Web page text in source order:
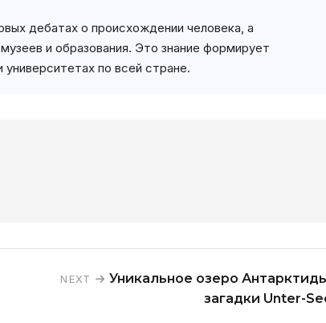
дебатах о происхождении человека, а
и образования. Это знание формирует
по всей стране.
NEXT
Уникальное озеро
загадки Unter-